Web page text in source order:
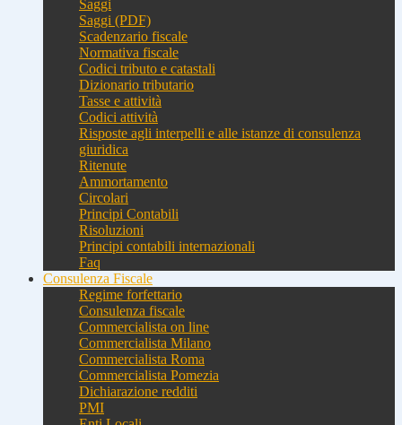
Saggi
Saggi (PDF)
Scadenzario fiscale
Normativa fiscale
Codici tributo e catastali
Dizionario tributario
Tasse e attività
Codici attività
Risposte agli interpelli e alle istanze di consulenza
giuridica
Ritenute
Ammortamento
Circolari
Principi Contabili
Risoluzioni
Principi contabili internazionali
Faq
Consulenza Fiscale
Regime forfettario
Consulenza fiscale
Commercialista on line
Commercialista Milano
Commercialista Roma
Commercialista Pomezia
Dichiarazione redditi
PMI